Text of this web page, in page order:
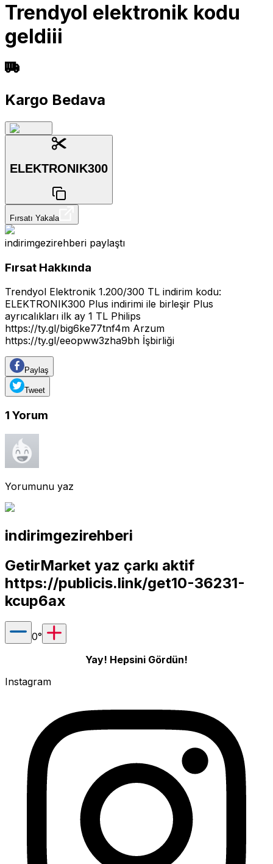
Trendyol elektronik kodu
geldiii
Kargo Bedava
ELEKTRONIK300
Fırsatı Yakala
indirimgezirehberi paylaştı
Fırsat Hakkında
Trendyol Elektronik 1.200/300 TL indirim kodu:
ELEKTRONIK300 Plus indirimi ile birleşir Plus
ayrıcalıkları ilk ay 1 TL Philips
https://ty.gl/big6ke77tnf4m Arzum
https://ty.gl/eeopww3zha9bh İşbirliği
Paylaş
Tweet
1 Yorum
Yorumunu yaz
indirimgezirehberi
GetirMarket yaz çarkı aktif
https://publicis.link/get10-36231-
kcup6ax
0°
Yay! Hepsini Gördün!
Instagram